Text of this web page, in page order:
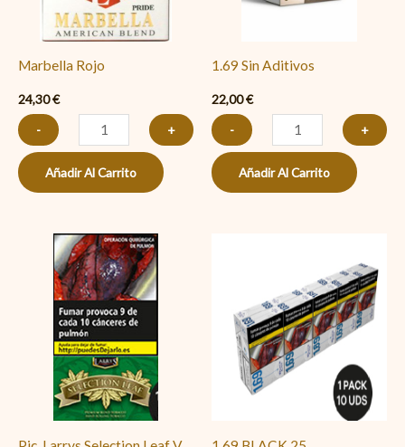
Marbella Rojo
24,30€
-
+
Añadir Al Carrito
1.69 Sin Aditivos
22,00€
-
+
Añadir Al Carrito
Pic.
Larrys
Selection
Leaf
Verde
30Gr
cantidad
25
cantidad